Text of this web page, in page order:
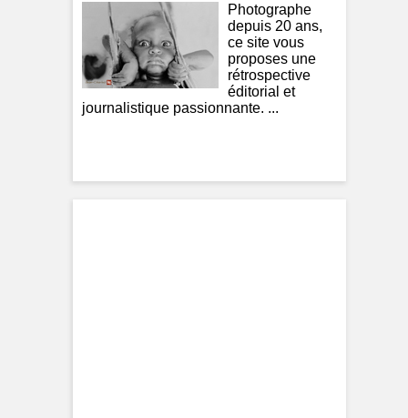
Photographe
depuis 20 ans,
ce site vous
proposes une
rétrospective
éditorial et
journalistique passionnante. ...